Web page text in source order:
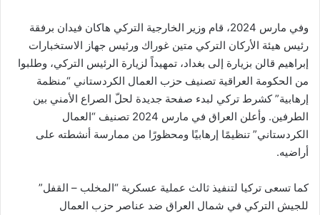
وفي مارس 2024، قام وزير الخارجية التركي هاكان فيدان برفقة
رئيس هيئة الأركان التركي متين غوراك ورئيس جهاز الاستخبارات
إبراهيم قالن بزيارة إلى بغداد، تمهيداً لزيارة الرئيس التركي، وطلبوا
من الحكومة العراقية تصنيف حزب العمال الكردستاني “منظمة
إرهابية” كشرط تركي لبدء صفحة جديدة لحلّ الصراع الأمني بين
الطرفين. وأعلن العراق في مارس 2024 تصنيف “العمال
الكردستاني” تنظيمًا إرهابيًا ومحظورًا من ممارسة أنشطته على
أراضيه.
كما تسعى تركيا لتنفيذ ثالث عملية عسكرية “المخلب – القفل”
للجيش التركي في شمال العراق ضد عناصر حزب العمال